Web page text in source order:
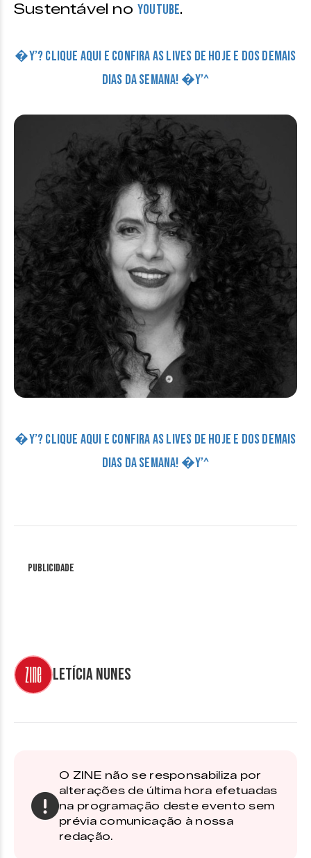
Sustentável no Youtube.
�Y’? CLIQUE AQUI E CONFIRA AS LIVES DE HOJE E DOS DEMAIS
DIAS DA SEMANA! �Y’^
�Y’? CLIQUE AQUI E CONFIRA AS LIVES DE HOJE E DOS DEMAIS
DIAS DA SEMANA! �Y’^
Publicidade
Letícia Nunes
O ZINE não se responsabiliza por
alterações de última hora efetuadas
na programação deste evento sem
prévia comunicação à nossa
redação.